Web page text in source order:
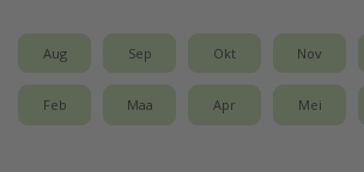
Zonvakanties
Rondreizen
Aug Sep Okt Nov
Feb Maa Apr Mei